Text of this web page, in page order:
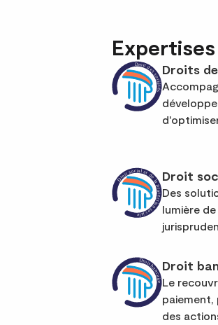
Expertises
Droits
Droit
Des
lumière
Droit
Le
paiement,
des